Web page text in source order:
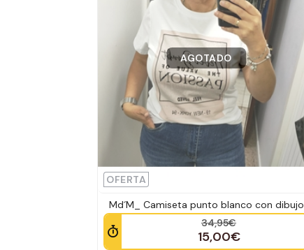
OFERTA
AGOTADO
Md´M_ Camiseta punto blanco con dibujo
34,95€
15,00€